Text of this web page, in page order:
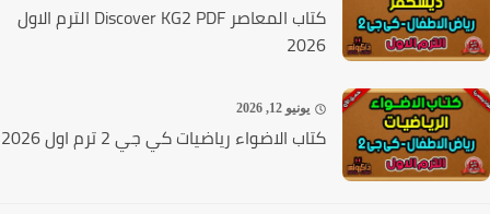
كتاب المعاصر Discover KG2 PDF الترم الاول
2026
يونيو 12, 2026
كتاب الاضواء رياضيات كي جي 2 ترم اول 2026